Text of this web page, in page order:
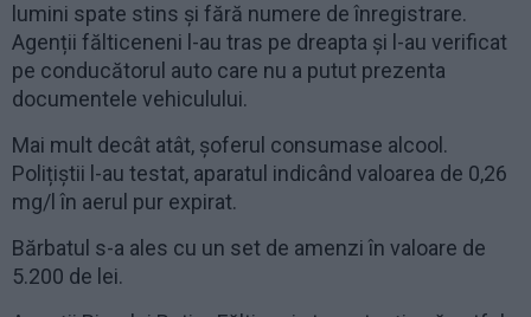
lumini spate stins și fără numere de înregistrare.
Agenții fălticeneni l-au tras pe dreapta și l-au verificat
pe conducătorul auto care nu a putut prezenta
documentele vehiculului.
Mai mult decât atât, șoferul consumase alcool.
Polițiștii l-au testat, aparatul indicând valoarea de 0,26
mg/l în aerul pur expirat.
Bărbatul s-a ales cu un set de amenzi în valoare de
5.200 de lei.